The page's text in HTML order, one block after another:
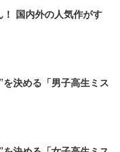
国内外の人気作がす
決める「男子高生ミス